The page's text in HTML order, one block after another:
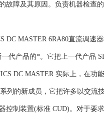
故障及其原因。负责机器检查
DC MASTER 6RA80直流调速
代产品的*。它把上一代产品
DC MASTER 实际上，在
列的新成员，它把许多以交
控制装置(标准 CUD)。对于